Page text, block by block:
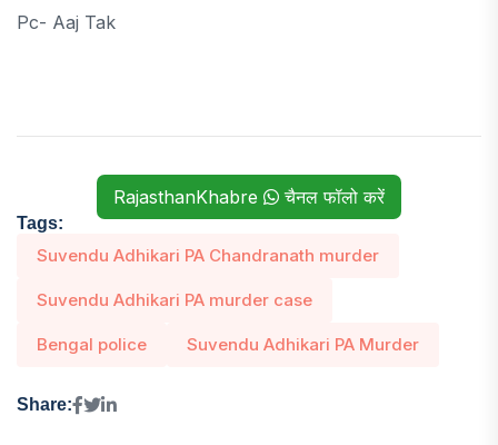
Pc- Aaj Tak
RajasthanKhabre चैनल फॉलो करें
Tags:
Suvendu Adhikari PA Chandranath murder
Suvendu Adhikari PA murder case
Bengal police Suvendu Adhikari PA Murder
Share: